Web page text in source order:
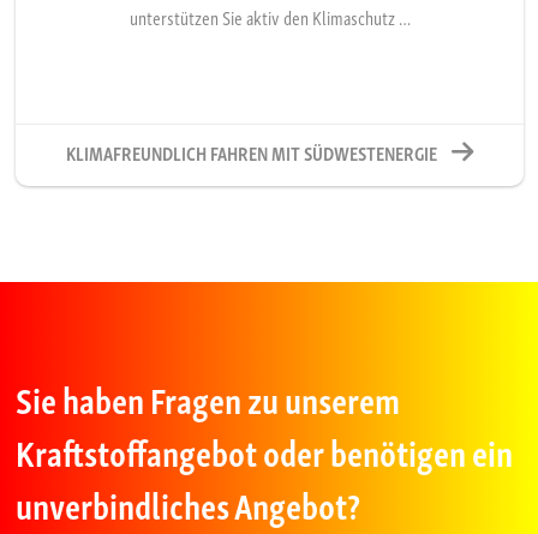
unterstützen Sie aktiv den Klimaschutz …
KLIMAFREUNDLICH FAHREN MIT SÜDWESTENERGIE
Sie haben Fragen zu unserem
Kraftstoffangebot oder benötigen ein
unverbindliches Angebot?